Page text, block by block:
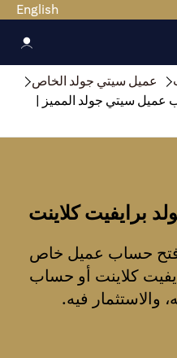
English
عميل سيتي جولد الخاص
سيتي جولد المميز |
برايفيت كلاينت
فتح حساب عميل خاص
كلاينت أو حساب
والاستثمار فيه.